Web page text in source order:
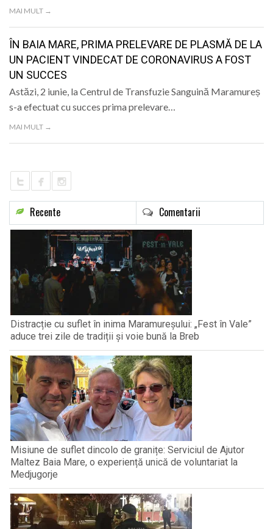
MAI MULT →
ÎN BAIA MARE, PRIMA PRELEVARE DE PLASMĂ DE LA
UN PACIENT VINDECAT DE CORONAVIRUS A FOST
UN SUCCES
Astăzi, 2 iunie, la Centrul de Transfuzie Sanguină Maramureș
s-a efectuat cu succes prima prelevare…
MAI MULT →
Recente Comentarii
Distracție cu suflet în inima Maramureșului: „Fest în Vale”
aduce trei zile de tradiții și voie bună la Breb
Misiune de suflet dincolo de granițe: Serviciul de Ajutor
Maltez Baia Mare, o experiență unică de voluntariat la
Medjugorje